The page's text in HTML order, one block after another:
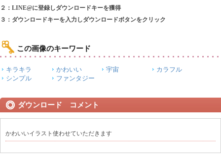
２：LINE@に登録しダウンロードキーを獲得
３：ダウンロードキーを入力しダウンロードボタンをクリック
この画像のキーワード
キラキラ かわいい 宇宙
カラフル
シンプル
ファンタジー
ダウンロード コメント
かわいいイラスト使わせていただきます